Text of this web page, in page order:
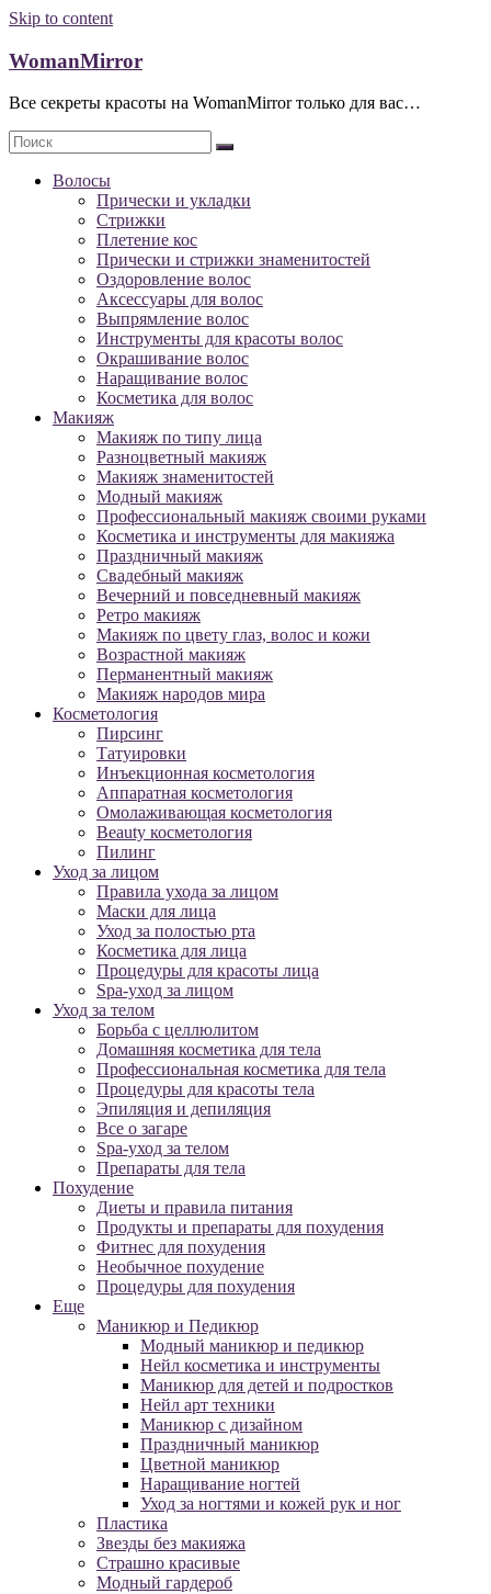
Skip to content
WomanMirror
Все секреты красоты на WomanMirror только для вас…
Волосы
Прически и укладки
Стрижки
Плетение кос
Прически и стрижки знаменитостей
Оздоровление волос
Аксессуары для волос
Выпрямление волос
Инструменты для красоты волос
Окрашивание волос
Наращивание волос
Косметика для волос
Макияж
Макияж по типу лица
Разноцветный макияж
Макияж знаменитостей
Модный макияж
Профессиональный макияж своими руками
Косметика и инструменты для макияжа
Праздничный макияж
Свадебный макияж
Вечерний и повседневный макияж
Ретро макияж
Макияж по цвету глаз, волос и кожи
Возрастной макияж
Перманентный макияж
Макияж народов мира
Косметология
Пирсинг
Татуировки
Инъекционная косметология
Аппаратная косметология
Омолаживающая косметология
Beauty косметология
Пилинг
Уход за лицом
Правила ухода за лицом
Маски для лица
Уход за полостью рта
Косметика для лица
Процедуры для красоты лица
Spa-уход за лицом
Уход за телом
Борьба с целлюлитом
Домашняя косметика для тела
Профессиональная косметика для тела
Процедуры для красоты тела
Эпиляция и депиляция
Все о загаре
Spa-уход за телом
Препараты для тела
Похудение
Диеты и правила питания
Продукты и препараты для похудения
Фитнес для похудения
Необычное похудение
Процедуры для похудения
Еще
Маникюр и Педикюр
Модный маникюр и педикюр
Нейл косметика и инструменты
Маникюр для детей и подростков
Нейл арт техники
Маникюр с дизайном
Праздничный маникюр
Цветной маникюр
Наращивание ногтей
Уход за ногтями и кожей рук и ног
Пластика
Звезды без макияжа
Страшно красивые
Модный гардероб